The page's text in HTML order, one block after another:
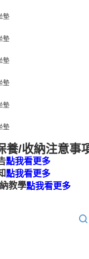
養/收納注意事
點我看更多
點我看更多
教學點我看更多